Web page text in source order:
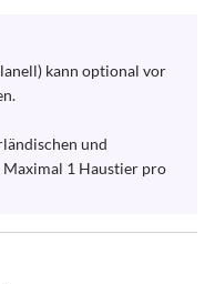
kann optional vor
und
1 Haustier pro